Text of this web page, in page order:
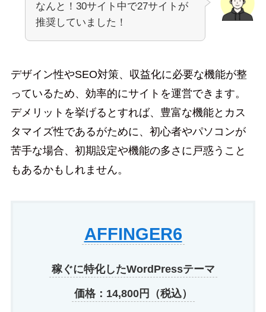
なんと！30サイト中で27サイトが
推奨していました！
デザイン性やSEO対策、収益化に必要な機能が整
っているため、効率的にサイトを運営できます。
デメリットを挙げるとすれば、豊富な機能とカス
タマイズ性であるがために、初心者やパソコンが
苦手な場合、初期設定や機能の多さに戸惑うこと
もあるかもしれません。
AFFINGER6
稼ぐに特化したWordPressテーマ
価格：14,800円（税込）